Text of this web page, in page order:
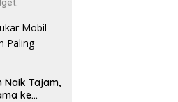
Naik Tajam,
ke